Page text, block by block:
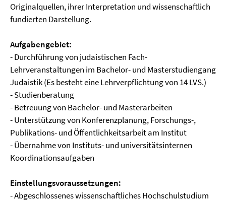
Originalquellen, ihrer Interpretation und wissenschaftlich
fundierten Darstellung.
Aufgabengebiet:
- Durchführung von judaistischen Fach-
Lehrveranstaltungen im Bachelor- und Masterstudiengang
Judaistik (Es besteht eine Lehrverpflichtung von 14 LVS.)
- Studienberatung
- Betreuung von Bachelor- und Masterarbeiten
- Unterstützung von Konferenzplanung, Forschungs-,
Publikations- und Öffentlichkeitsarbeit am Institut
- Übernahme von Instituts- und universitätsinternen
Koordinationsaufgaben
Einstellungsvoraussetzungen:
- Abgeschlossenes wissenschaftliches Hochschulstudium